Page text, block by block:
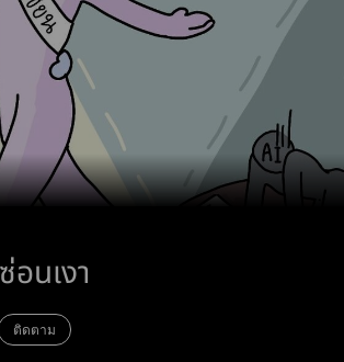
นเงา
ติดตาม